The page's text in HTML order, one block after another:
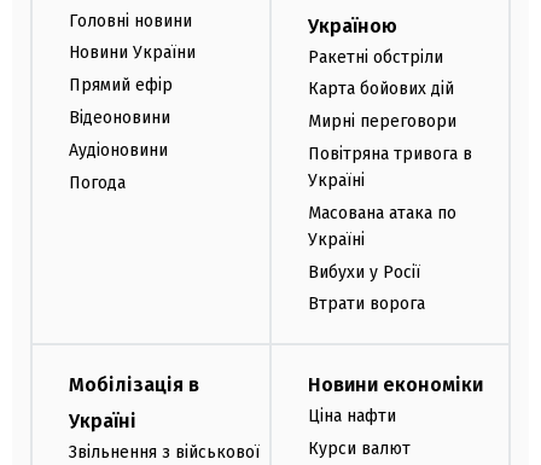
Головні новини
Новини України
Прямий ефір
Відеоновини
Аудіоновини
Погода
Україною
Ракетні обстріли
Карта бойових дій
Мирні переговори
Повітряна тривога в
Україні
Масована атака по
Україні
Вибухи у Росії
Втрати ворога
Мобілізація в
Україні
Звільнення з військової
Новини економіки
Ціна нафти
Курси валют